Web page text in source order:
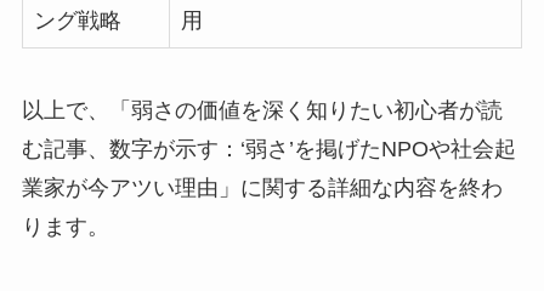
ング戦略
用
以上で、「弱さの価値を深く知りたい初心者が読
む記事、数字が示す：‘弱さ’を掲げたNPOや社会起
業家が今アツい理由」に関する詳細な内容を終わ
ります。